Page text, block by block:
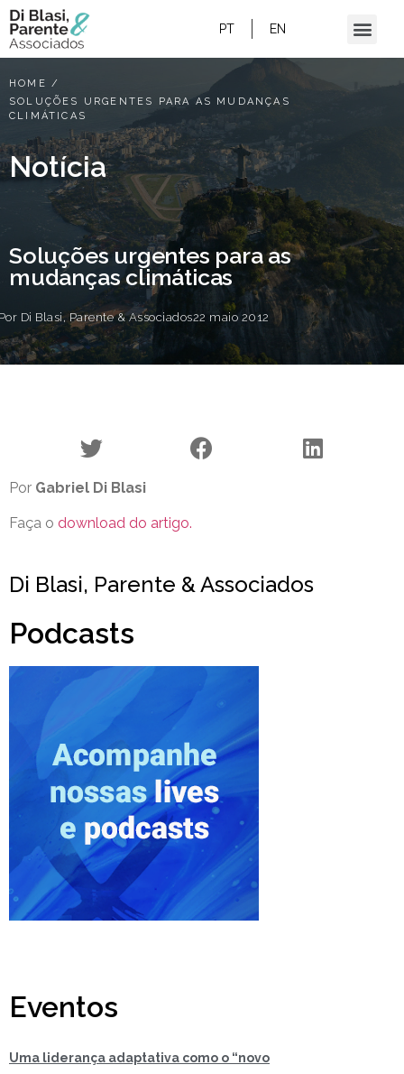
PT EN
HOME /
SOLUÇÕES URGENTES PARA AS MUDANÇAS
CLIMÁTICAS
Notícia
Soluções urgentes para as
mudanças climáticas
Di Blasi, Parente & Associados22 maio 2012
Por Gabriel Di Blasi
Faça o download do artigo.
Di Blasi, Parente & Associados
Podcasts
Eventos
Uma liderança adaptativa como o “novo